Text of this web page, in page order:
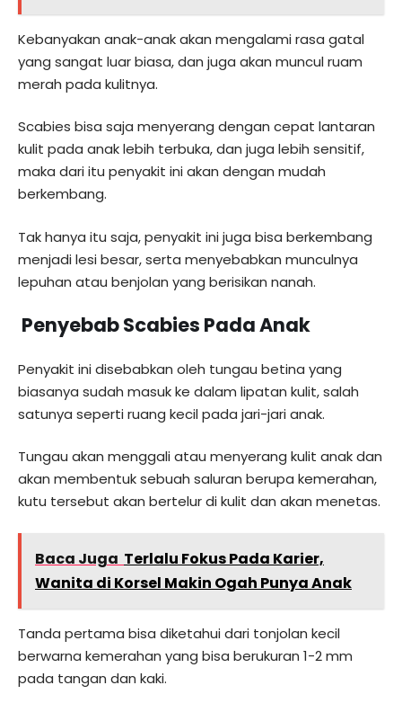
Kebanyakan anak-anak akan mengalami rasa gatal
yang sangat luar biasa, dan juga akan muncul ruam
merah pada kulitnya.
Scabies bisa saja menyerang dengan cepat lantaran
kulit pada anak lebih terbuka, dan juga lebih sensitif,
maka dari itu penyakit ini akan dengan mudah
berkembang.
Tak hanya itu saja, penyakit ini juga bisa berkembang
menjadi lesi besar, serta menyebabkan munculnya
lepuhan atau benjolan yang berisikan nanah.
Penyebab Scabies Pada Anak
Penyakit ini disebabkan oleh tungau betina yang
biasanya sudah masuk ke dalam lipatan kulit, salah
satunya seperti ruang kecil pada jari-jari anak.
Tungau akan menggali atau menyerang kulit anak dan
akan membentuk sebuah saluran berupa kemerahan,
kutu tersebut akan bertelur di kulit dan akan menetas.
Baca Juga Terlalu Fokus Pada Karier,
Wanita di Korsel Makin Ogah Punya Anak
Tanda pertama bisa diketahui dari tonjolan kecil
berwarna kemerahan yang bisa berukuran 1-2 mm
pada tangan dan kaki.